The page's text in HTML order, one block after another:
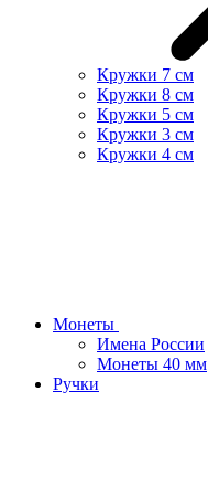
Кружки 7 см
Кружки 8 см
Кружки 5 см
Кружки 3 см
Кружки 4 см
Монеты
Имена России
Монеты 40 мм
Ручки